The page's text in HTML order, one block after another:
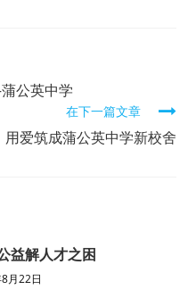
公英中学
在下一篇文章
爱筑成蒲公英中学新校舍
益解人才之困
月22日